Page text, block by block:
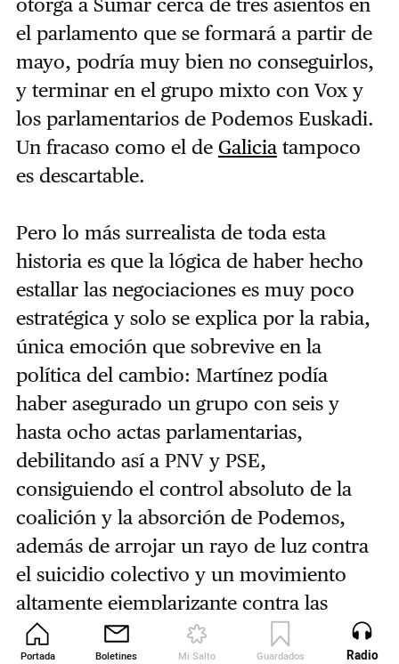
Portada Boletines Mi Salto Guardados Revista
el parlamento que se formará a partir de
mayo, podría muy bien no conseguirlos,
y terminar en el grupo mixto con Vox y
los parlamentarios de Podemos Euskadi.
Un fracaso como el de Galiciatampoco
es descartable.
Pero lo más surrealista de toda esta
historia es que la lógica de haber hecho
estallar las negociaciones es muy poco
estratégica y solo se explica por la rabia,
única emoción que sobrevive en la
política del cambio: Martínez podía
haber asegurado un grupo con seis y
hasta ocho actas parlamentarias,
debilitando así a PNV y PSE,
consiguiendo el control absoluto de la
coalición y la absorción de Podemos,
además de arrojar un rayo de luz contra
el suicidio colectivo y un movimiento
altamente ejemplarizante contra las
luchas cainitas de Madrid. También un
Radio